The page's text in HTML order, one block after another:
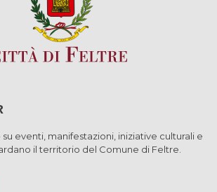
eventi, manifestazioni, iniziative culturali e
il territorio del Comune di Feltre.